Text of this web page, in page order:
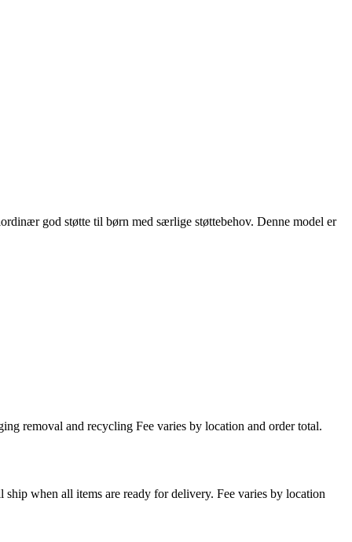
god støtte til børn med særlige støttebehov. Denne model er
removal and recycling Fee varies by location and order total.
when all items are ready for delivery. Fee varies by location